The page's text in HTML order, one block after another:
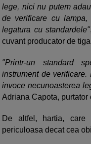
lege, nici nu putem
de verificare cu
legatura cu standardele"
cuvant producator de
"Printr-un standard
instrument de
invoce necunoasterea
Adriana Capota,
De altfel, hartia,
periculoasa decat cea